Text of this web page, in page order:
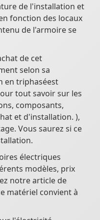
de l'installation et
fonction des locaux
de l'armoire se
de cet
selon sa
en triphaséest
tout savoir sur les
composants,
et d'installation. ),
Vous saurez si ce
électriques
modèles, prix
notre article de
matériel convient à